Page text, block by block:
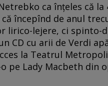
ca înţeles că
că începînd de anul
lirico-lejere, ci
CD cu arii de Verdi
la Teatrul
pe Lady Macbeth din